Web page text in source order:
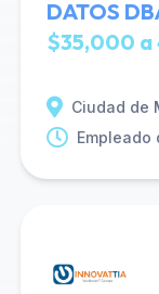
DATOS
$35,000 a
Ciudad de
Empleado